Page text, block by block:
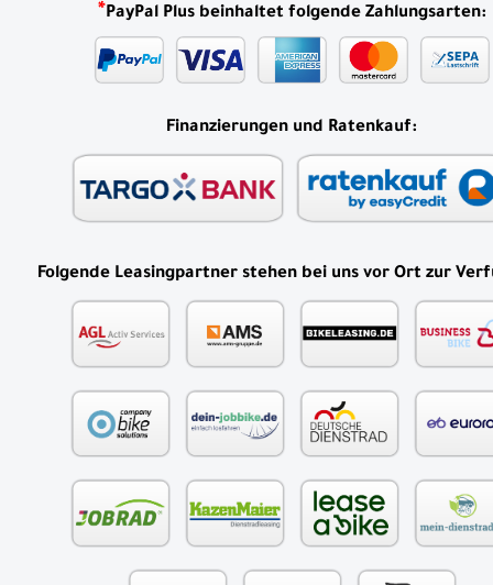
*PayPal Plus beinhaltet folgende Zahlungsarten:
Finanzierungen und Ratenkauf:
Folgende Leasingpartner stehen bei uns vor Ort zur